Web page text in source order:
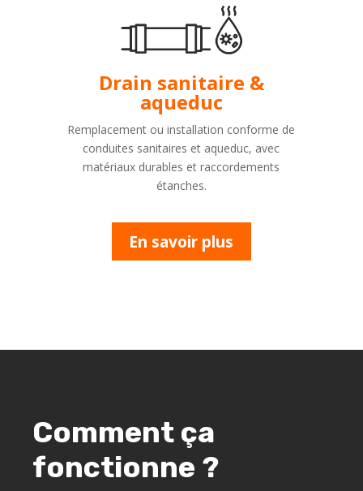
Drain sanitaire &
aqueduc
Remplacement ou installation conforme de
conduites sanitaires et aqueduc, avec
matériaux durables et raccordements
étanches.
En savoir plus
Comment ça
fonctionne ?